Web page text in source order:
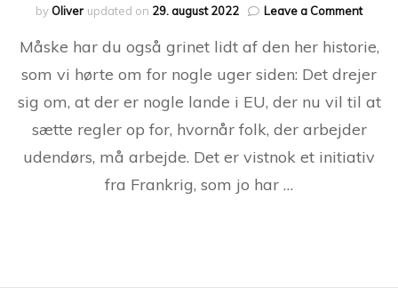
byOliver updated on 29. august 2022 Leave a Commenton
og
Måske har du også grinet lidt af den her historie,
som vi hørte om for nogle uger siden: Det drejer
sig om, at der er nogle lande i EU, der nu vil til at
sætte regler op for, hvornår folk, der arbejder
udendørs, må arbejde. Det er vistnok et initiativ
fra Frankrig, som jo har …